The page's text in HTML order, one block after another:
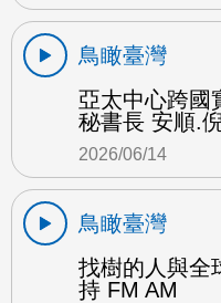
鳥瞰臺灣
亞太中心跨國
秘書長 安順.
2026/06/14
鳥瞰臺灣
找樹的人與全
持 FM AM